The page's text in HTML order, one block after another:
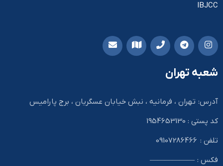
IBJCC
شعبه تهران
آدرس: تهران ، فرمانیه ، نبش خیابان عسگریان ، برج پارامیس
کد پستی : 1954653130
تلفن : 09107286466
فکس : ——————